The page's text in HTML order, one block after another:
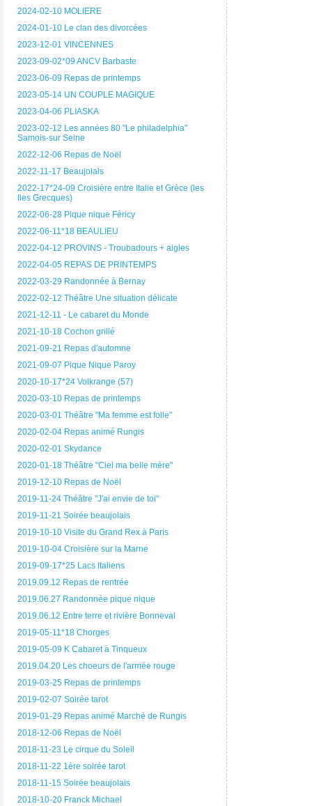
2024-02-10 MOLIERE
2024-01-10 Le clan des divorcées
2023-12-01 VINCENNES
2023-09-02*09 ANCV Barbaste
2023-06-09 Repas de printemps
2023-05-14 UN COUPLE MAGIQUE
2023-04-06 PLIASKA
2023-02-12 Les années 80 "Le philadelphia"
Samois-sur Seine
2022-12-06 Repas de Noël
2022-11-17 Beaujolais
2022-17*24-09 Croisière entre Italie et Grèce (les
Iles Grecques)
2022-06-28 Pique nique Féricy
2022-06-11*18 BEAULIEU
2022-04-12 PROVINS - Troubadours + aigles
2022-04-05 REPAS DE PRINTEMPS
2022-03-29 Randonnée à Bernay
2022-02-12 Théâtre Une situation délicate
2021-12-11 - Le cabaret du Monde
2021-10-18 Cochon grillé
2021-09-21 Repas d'automne
2021-09-07 Pique Nique Paroy
2020-10-17*24 Volkrange (57)
2020-03-10 Repas de printemps
2020-03-01 Théâtre "Ma femme est folle"
2020-02-04 Repas animé Rungis
2020-02-01 Skydance
2020-01-18 Théâtre "Ciel ma belle mère"
2019-12-10 Repas de Noël
2019-11-24 Théâtre "J'ai envie de toi"
2019-11-21 Soirée beaujolais
2019-10-10 Visite du Grand Rex à Paris
2019-10-04 Croisière sur la Marne
2019-09-17*25 Lacs Italiens
2019.09.12 Repas de rentrée
2019.06.27 Randonnée pique nique
2019.06.12 Entre terre et rivière Bonneval
2019-05-11*18 Chorges
2019-05-09 K Cabaret à Tinqueux
2019.04.20 Les choeurs de l'armée rouge
2019-03-25 Repas de printemps
2019-02-07 Soirée tarot
2019-01-29 Repas animé Marché de Rungis
2018-12-06 Repas de Noël
2018-11-23 Le cirque du Soleil
2018-11-22 1ère soirée tarot
2018-11-15 Soirée beaujolais
2018-10-20 Franck Michael